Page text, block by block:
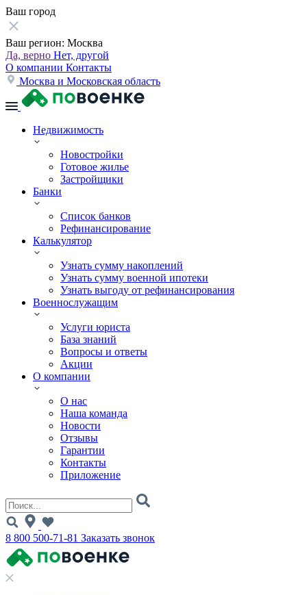
Ваш город
Ваш регион: Москва
Да, верно Нет, другой
О компании Контакты
Москва и Московская область
Недвижимость
Новостройки
Готовое жилье
Застройщики
Банки
Список банков
Рефинансирование
Калькулятор
Узнать сумму накоплений
Узнать сумму военной ипотеки
Узнать выгоду от рефинансирования
Военнослужащим
Услуги юриста
База знаний
Вопросы и ответы
Акции
О компании
О нас
Наша команда
Новости
Отзывы
Гарантии
Контакты
Приложение
8 800 500-71-81 Заказать звонок